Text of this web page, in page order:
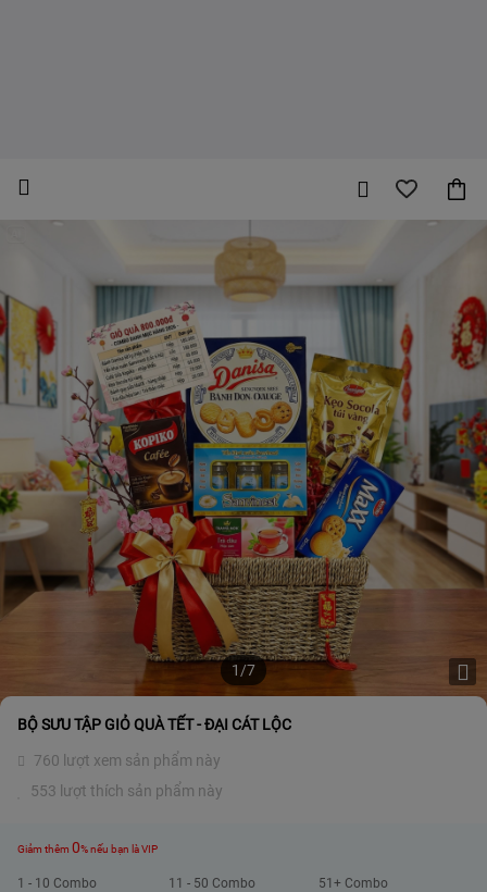
1/7
BỘ SƯU TẬP GIỎ QUÀ TẾT - ĐẠI CÁT LỘC
760 lượt xem sản phẩm này
553 lượt thích sản phẩm này
Giảm thêm 0% nếu bạn là VIP
1 - 10 Combo 11 - 50 Combo 51+ Combo